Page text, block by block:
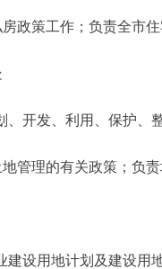
政策工作；负责全市
开发、利用、保护、
理的有关政策；负责
设用地计划及建设用